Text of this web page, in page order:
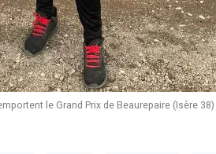
le Grand Prix de Beaurepaire (Isère 38)